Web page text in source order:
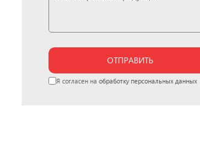
ОТПРАВИТЬ
Я согласен на обработку персональных данных